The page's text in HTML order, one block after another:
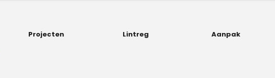
Projecten Lintreg Aanpak